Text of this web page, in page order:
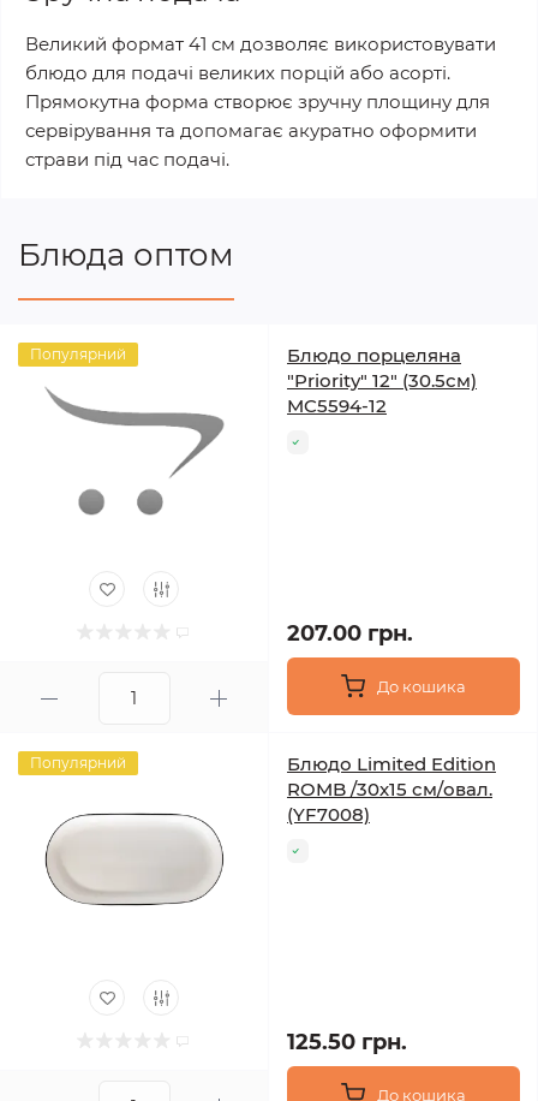
Великий формат 41 см дозволяє використовувати
блюдо для подачі великих порцій або асорті.
Прямокутна форма створює зручну площину для
сервірування та допомагає акуратно оформити
страви під час подачі.
Блюда оптом
Популярний
Блюдо порцеляна
"Priority" 12" (30.5см)
MC5594-12
207.00 грн.
До кошика
Популярний
Блюдо Limited Edition
ROMB /30х15 см/овал.
(YF7008)
125.50 грн.
До кошика